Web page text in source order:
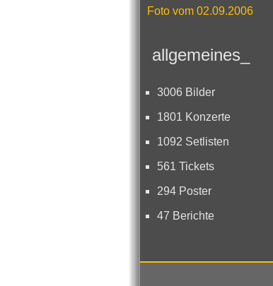
Foto vom 02.09.2006
allgemeines_
3006 Bilder
1801 Konzerte
1092 Setlisten
561 Tickets
294 Poster
47 Berichte